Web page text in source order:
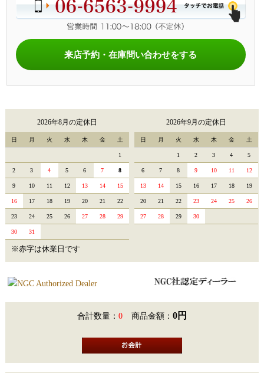
来店予約・在庫問い合わせをする
2026年8月の定休日
日 月 火 水 木 金 土
1
2 3 4 5 6 7 8
9 10 11 12 13 14 15
16 17 18 19 20 21 22
23 24 25 26 27 28 29
30 31
2026年9月の定休日
日 月 火 水 木 金 土
1 2 3 4 5
6 7 8 9 10 11 12
13 14 15 16 17 18 19
20 21 22 23 24 25 26
27 28 29 30
※赤字は休業日です
合計数量： 0 商品金額： 0円